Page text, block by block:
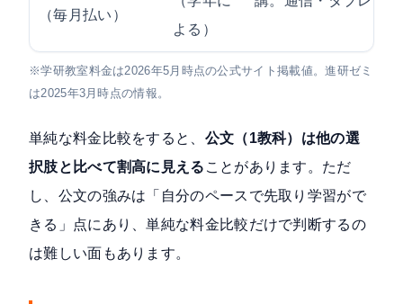
（毎月払い）
よる）
※学研教室料金は2026年5月時点の公式サイト掲載値。進研ゼミ
は2025年3月時点の情報。
単純な料金比較をすると、 公文（1教科）は他の選
択肢と比べて割高に見える ことがあります。ただ
し、公文の強みは「自分のペースで先取り学習がで
きる」点にあり、単純な料金比較だけで判断するの
は難しい面もあります。